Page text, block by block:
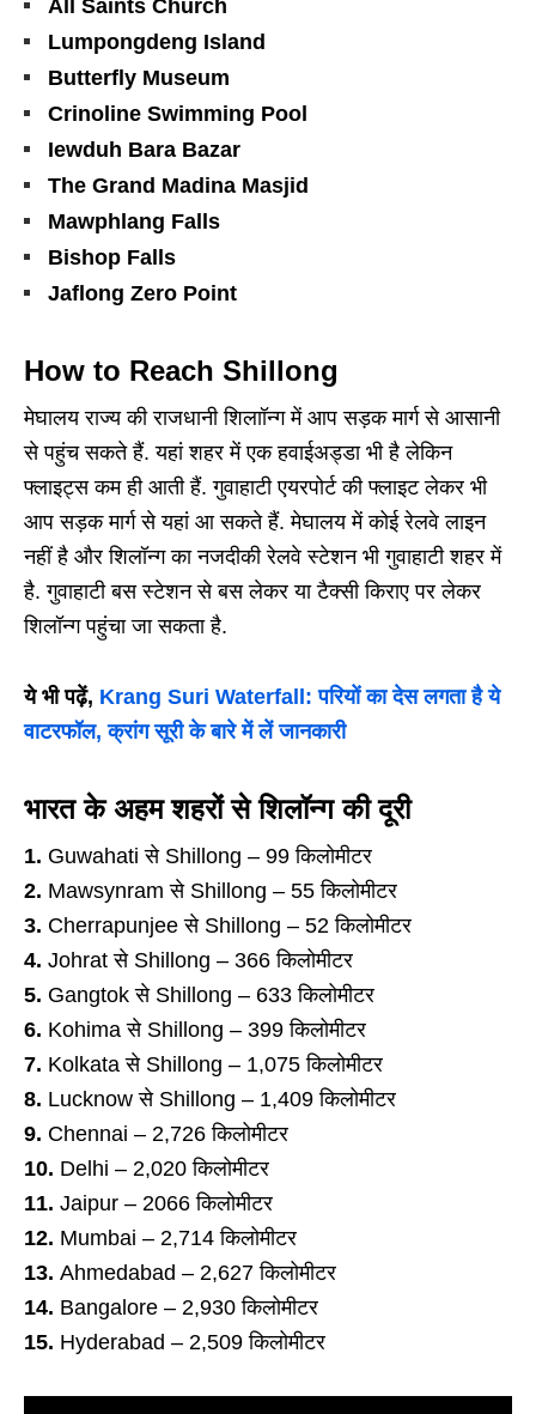
All Saints Church
Lumpongdeng Island
Butterfly Museum
Crinoline Swimming Pool
Iewduh Bara Bazar
The Grand Madina Masjid
Mawphlang Falls
Bishop Falls
Jaflong Zero Point
How to Reach Shillong
मेघालय राज्य की राजधानी शिलाॉन्ग में आप सड़क मार्ग से आसानी
से पहुंच सकते हैं. यहां शहर में एक हवाईअड्डा भी है लेकिन
फ्लाइट्स कम ही आती हैं. गुवाहाटी एयरपोर्ट की फ्लाइट लेकर भी
आप सड़क मार्ग से यहां आ सकते हैं. मेघालय में कोई रेलवे लाइन
नहीं है और शिलॉन्ग का नजदीकी रेलवे स्टेशन भी गुवाहाटी शहर में
है. गुवाहाटी बस स्टेशन से बस लेकर या टैक्सी किराए पर लेकर
शिलॉन्ग पहुंचा जा सकता है.
ये भी पढ़ें, Krang Suri Waterfall: परियों का देस लगता है ये
वाटरफॉल, क्रांग सूरी के बारे में लें जानकारी
भारत के अहम शहरों से शिलॉन्ग की दूरी
1. Guwahati से Shillong – 99 किलोमीटर
2. Mawsynram से Shillong – 55 किलोमीटर
3. Cherrapunjee से Shillong – 52 किलोमीटर
4. Johrat से Shillong – 366 किलोमीटर
5. Gangtok से Shillong – 633 किलोमीटर
6. Kohima से Shillong – 399 किलोमीटर
7. Kolkata से Shillong – 1,075 किलोमीटर
8. Lucknow से Shillong – 1,409 किलोमीटर
9. Chennai – 2,726 किलोमीटर
10. Delhi – 2,020 किलोमीटर
11. Jaipur – 2066 किलोमीटर
12. Mumbai – 2,714 किलोमीटर
13. Ahmedabad – 2,627 किलोमीटर
14. Bangalore – 2,930 किलोमीटर
15. Hyderabad – 2,509 किलोमीटर